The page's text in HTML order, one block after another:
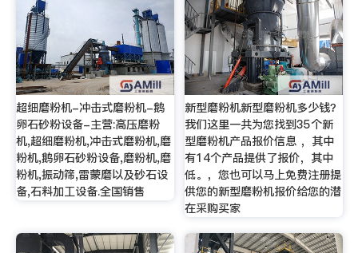
超细磨粉机-冲击式磨粉机-鹅
卵石砂粉设备-主营:高压磨粉
机,超细磨粉机,冲击式磨粉机,磨
粉机,鹅卵石砂粉设备,磨粉机,磨
粉机,振动筛,雷蒙磨以及砂石设
备,石料加工设备.全国销售
新型磨粉机新型磨粉机多少钱？
我们这里一共为您找到35个新
型磨粉机产品报价信息 ，其中
有14个产品提供了报价，其中
低。，您也可以马上免费注册提
供您的新型磨粉机报价给您的潜
在采购买家